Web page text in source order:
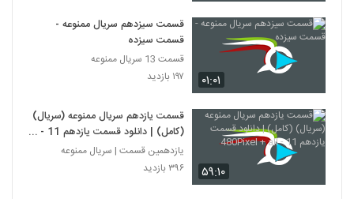
۰۱:۰۱
قسمت سیزدهم سریال ممنوعه -
قسمت سیزده
قسمت 13 سریال ممنوعه
۱۹۷ بازدید
۵۹:۱۰
قسمت یازدهم سریال ممنوعه (سریال)
(کامل) | دانلود قسمت یازدهم 11 -
480Pixel + all
یازدهمین قسمت | سریال ممنوعه
۳۹۶ بازدید